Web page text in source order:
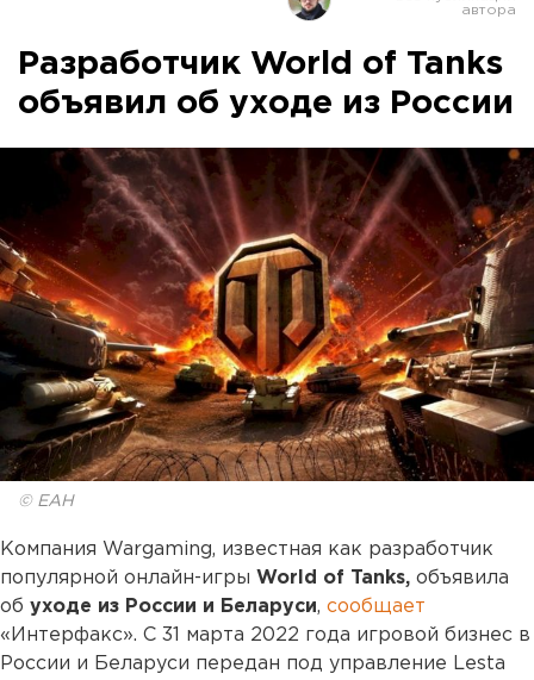
Разработчик World of Tanks
объявил об уходе из России
© ЕАН
Компания Wargaming, известная как разработчик
популярной онлайн-игры World of Tanks, объявила
об уходе из России и Беларуси, сообщает
«Интерфакс». С 31 марта 2022 года игровой бизнес в
России и Беларуси передан под управление Lesta